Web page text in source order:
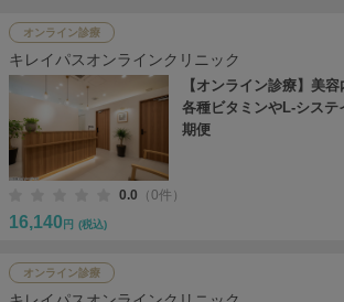
オンライン診療
キレイパスオンラインクリニック
【オンライン診療】美
各種ビタミンやL-システ
期便
0.0 （0件）
16,140 円 (税込)
オンライン診療